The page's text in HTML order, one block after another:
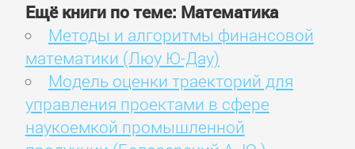
Ещё книги по теме: Математика
Методы и алгоритмы финансовой
математики (Люу Ю-Дау)
Модель оценки траекторий для
управления проектами в сфере
наукоемкой промышленной